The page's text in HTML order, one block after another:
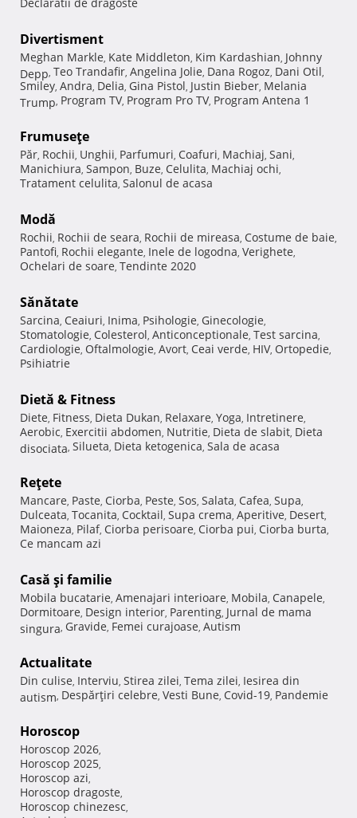
Divertisment
Meghan Markle, Kate Middleton, Kim Kardashian, Johnny
Depp, Teo Trandafir, Angelina Jolie, Dana Rogoz, Dani Otil,
Smiley, Andra, Delia, Gina Pistol, Justin Bieber, Melania
Trump, Program TV, Program Pro TV, Program Antena 1
Frumuseţe
Păr, Rochii, Unghii, Parfumuri, Coafuri, Machiaj, Sani,
Manichiura, Sampon, Buze, Celulita, Machiaj ochi,
Tratament celulita, Salonul de acasa
Modă
Rochii, Rochii de seara, Rochii de mireasa, Costume de baie,
Pantofi, Rochii elegante, Inele de logodna, Verighete,
Ochelari de soare, Tendinte 2020
Sănătate
Sarcina, Ceaiuri, Inima, Psihologie, Ginecologie,
Stomatologie, Colesterol, Anticonceptionale, Test sarcina,
Cardiologie, Oftalmologie, Avort, Ceai verde, HIV, Ortopedie,
Psihiatrie
Dietă & Fitness
Diete, Fitness, Dieta Dukan, Relaxare, Yoga, Intretinere,
Aerobic, Exercitii abdomen, Nutritie, Dieta de slabit, Dieta
disociata, Silueta, Dieta ketogenica, Sala de acasa
Reţete
Mancare, Paste, Ciorba, Peste, Sos, Salata, Cafea, Supa,
Dulceata, Tocanita, Cocktail, Supa crema, Aperitive, Desert,
Maioneza, Pilaf, Ciorba perisoare, Ciorba pui, Ciorba burta,
Ce mancam azi
Casă şi familie
Mobila bucatarie, Amenajari interioare, Mobila, Canapele,
Dormitoare, Design interior, Parenting, Jurnal de mama
singura, Gravide, Femei curajoase, Autism
Actualitate
Din culise, Interviu, Stirea zilei, Tema zilei, Iesirea din
autism, Despărţiri celebre, Vesti Bune, Covid-19, Pandemie
Horoscop
Horoscop 2026,
Horoscop 2025,
Horoscop azi,
Horoscop dragoste,
Horoscop chinezesc,